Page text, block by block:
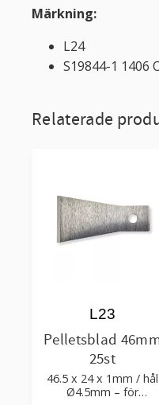
Märkning:
L24
S19844-1 1406
Relaterade
Pelletsblad
25st
46.5 x 24 x 1mm / hål
Ø4.5mm – för
L23